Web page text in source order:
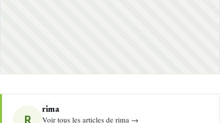
R
rima
Voir tous les articles de rima →